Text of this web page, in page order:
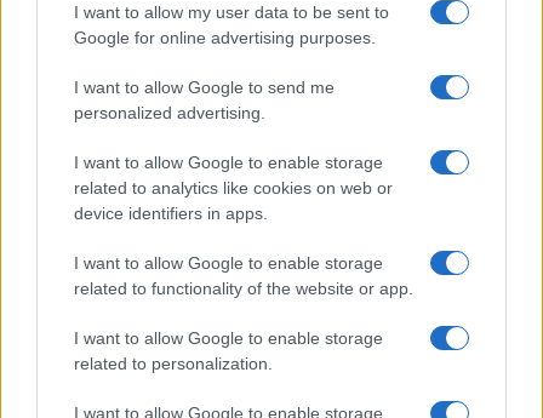
I want to allow my user data to be sent to
Google for online advertising purposes.
I want to allow Google to send me
personalized advertising.
I want to allow Google to enable storage
related to analytics like cookies on web or
device identifiers in apps.
I want to allow Google to enable storage
related to functionality of the website or app.
I want to allow Google to enable storage
related to personalization.
I want to allow Google to enable storage
El Brent cae un 8.3% y arrastra a las materias primas
Lucía Herrera · 7 Ago 2026